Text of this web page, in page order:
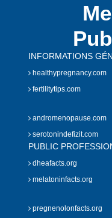
INFORMATIONS
healthypregnancy.com
fertilitytips.com
andromenopause.com
serotonindefizit.com
PUBLIC
dheafacts.org
melatoninfacts.org
pregnenolonfacts.org